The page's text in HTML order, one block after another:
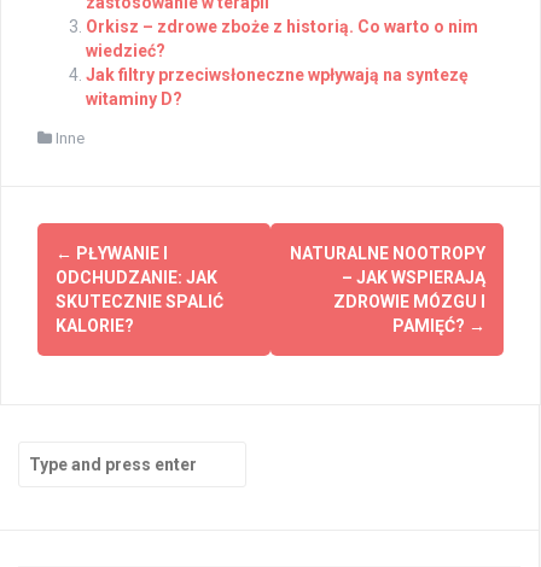
Orkisz – zdrowe zboże z historią. Co warto o nim
wiedzieć?
Jak filtry przeciwsłoneczne wpływają na syntezę
witaminy D?
Inne
Post
navigation
← PŁYWANIE I
ODCHUDZANIE: JAK
SKUTECZNIE SPALIĆ
KALORIE?
NATURALNE NOOTROPY
– JAK WSPIERAJĄ
ZDROWIE MÓZGU I
PAMIĘĆ? →
for: